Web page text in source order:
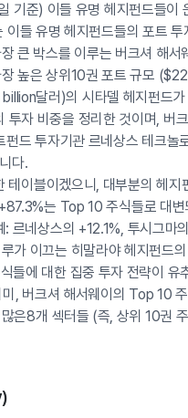
준) 이들 유명 헤지펀드들이
들 유명 헤지펀드들의 포트 투
큰 박스를 이루는 버크셔 해
높은 상위10권 포트 규모
달러)의 시타델 헤지펀드가
자 비중을 정리한 것이며, 버
드 투자기관 르네상스 테크놀
다.
이블이겠으니, 대부분의 헤지
는 Top 10 주식들로 대
르네상스의 +12.1%, 투시그마
가 이끄는 히말라야 헤지펀드
들에 대한 집중 투자 전략이 유
, 버크셔 해서웨이의 Top 10
은8개 섹터들 (즉, 상위 10권